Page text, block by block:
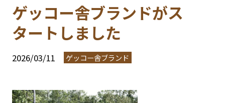
ゲッコー舎ブランドがス
タートしました
2026/03/11 ゲッコー舎ブランド